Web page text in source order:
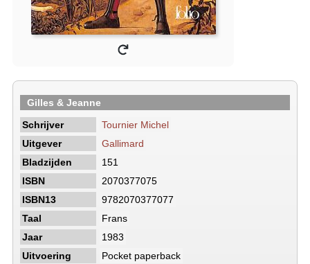
Gilles & Jeanne
Schrijver
Tournier Michel
Uitgever
Gallimard
Bladzijden
151
ISBN
2070377075
ISBN13
9782070377077
Taal
Frans
Jaar
1983
Uitvoering
Pocket paperback